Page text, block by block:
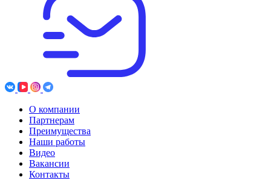
О компании
Партнерам
Преимущества
Наши работы
Видео
Вакансии
Контакты